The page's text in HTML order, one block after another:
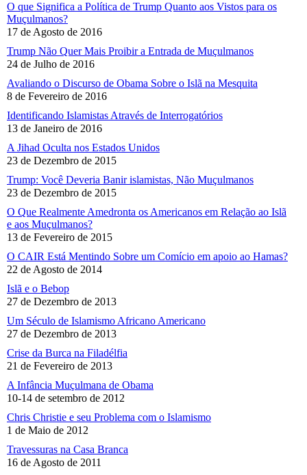
O que Significa a Política de Trump Quanto aos Vistos para os
Muçulmanos?
17 de Agosto de 2016
Trump Não Quer Mais Proibir a Entrada de Muçulmanos
24 de Julho de 2016
Avaliando o Discurso de Obama Sobre o Islã na Mesquita
8 de Fevereiro de 2016
Identificando Islamistas Através de Interrogatórios
13 de Janeiro de 2016
A Jihad Oculta nos Estados Unidos
23 de Dezembro de 2015
Trump: Você Deveria Banir islamistas, Não Muçulmanos
23 de Dezembro de 2015
O Que Realmente Amedronta os Americanos em Relação ao Islã
e aos Muçulmanos?
13 de Fevereiro de 2015
O CAIR Está Mentindo Sobre um Comício em apoio ao Hamas?
22 de Agosto de 2014
Islã e o Bebop
27 de Dezembro de 2013
Um Século de Islamismo Africano Americano
27 de Dezembro de 2013
Crise da Burca na Filadélfia
21 de Fevereiro de 2013
A Infância Muçulmana de Obama
10-14 de setembro de 2012
Chris Christie e seu Problema com o Islamismo
1 de Maio de 2012
Travessuras na Casa Branca
16 de Agosto de 2011